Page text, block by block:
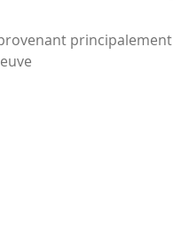
principalement